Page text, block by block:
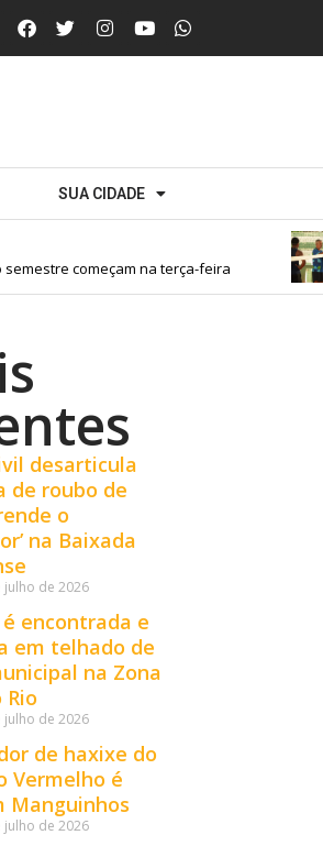
SUA CIDADE
começam na terça-feira
desarticula
de roubo de
o
na Baixada
julho de 2026
encontrada e
em telhado de
na Zona
julho de 2026
de haxixe do
Vermelho é
Manguinhos
julho de 2026